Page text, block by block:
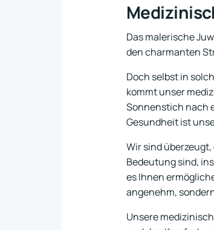
Das malerische
den charmanten
Doch selbst in
kommt unser
Sonnenstich nach
Gesundheit ist
Wir sind
Bedeutung sind,
es Ihnen
angenehm,
Unsere